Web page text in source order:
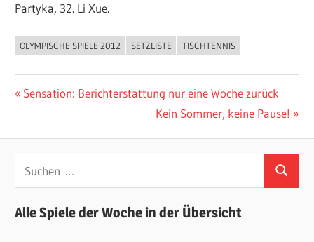
Partyka, 32. Li Xue.
ALLGEMEIN
OLYMPISCHE SPIELE 2012 SETZLISTE TISCHTENNIS
Beitragsnavigation
Vorheriger
Sensation: Berichterstattung nur eine Woche zurück
Nächster
Kein Sommer, keine Pause!
Suchen
Alle Spiele der Woche in der Übersicht